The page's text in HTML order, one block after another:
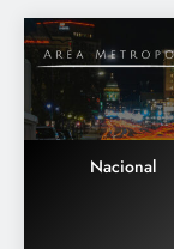
Saltar
al
contenido
Nacional